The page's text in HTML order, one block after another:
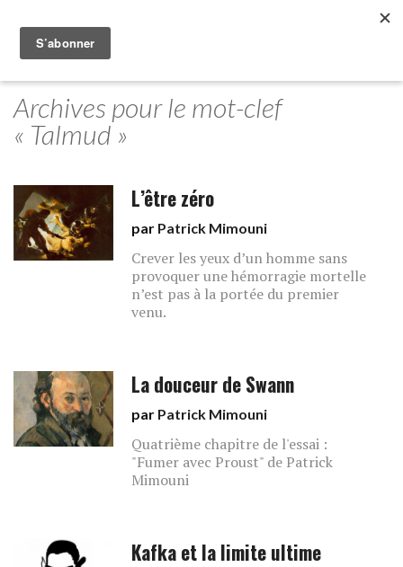
Archives pour le mot-clef
« Talmud »
L’être zéro
par Patrick Mimouni
Crever les yeux d’un homme sans
provoquer une hémorragie mortelle
n’est pas à la portée du premier
venu.
La douceur de Swann
par Patrick Mimouni
Quatrième chapitre de l'essai :
"Fumer avec Proust" de Patrick
Mimouni
Kafka et la limite ultime